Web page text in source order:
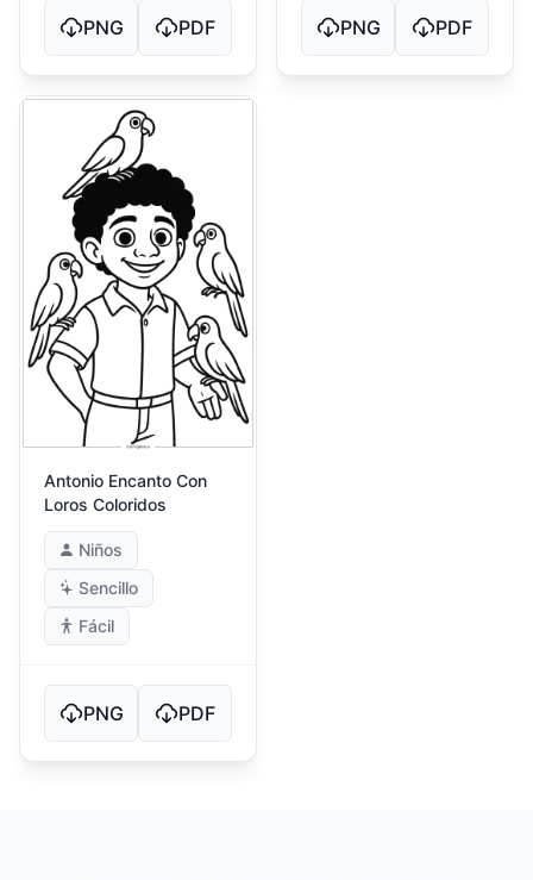
PNG PDF PNG PDF
Antonio Encanto Con
Loros Coloridos
Niños
Sencillo
Fácil
PNG PDF